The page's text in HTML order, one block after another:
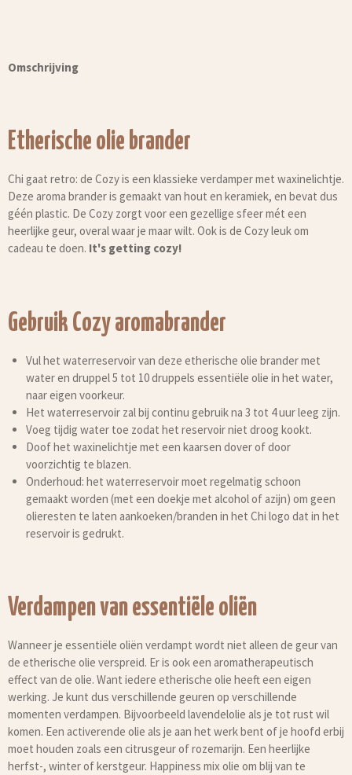
Omschrijving
Etherische olie brander
Chi gaat retro: de Cozy is een klassieke verdamper met waxinelichtje.
Deze aroma brander is gemaakt van hout en keramiek, en bevat dus
géén plastic. De Cozy zorgt voor een gezellige sfeer mét een
heerlijke geur, overal waar je maar wilt. Ook is de Cozy leuk om
cadeau te doen. It's getting cozy!
Gebruik Cozy aromabrander
Vul het waterreservoir van deze etherische olie brander met
water en druppel 5 tot 10 druppels essentiële olie in het water,
naar eigen voorkeur.
Het waterreservoir zal bij continu gebruik na 3 tot 4 uur leeg zijn.
Voeg tijdig water toe zodat het reservoir niet droog kookt.
Doof het waxinelichtje met een kaarsen dover of door
voorzichtig te blazen.
Onderhoud: het waterreservoir moet regelmatig schoon
gemaakt worden (met een doekje met alcohol of azijn) om geen
olieresten te laten aankoeken/branden in het Chi logo dat in het
reservoir is gedrukt.
Verdampen van essentiële oliën
Wanneer je essentiële oliën verdampt wordt niet alleen de geur van
de etherische olie verspreid. Er is ook een aromatherapeutisch
effect van de olie. Want iedere etherische olie heeft een eigen
werking. Je kunt dus verschillende geuren op verschillende
momenten verdampen. Bijvoorbeeld lavendelolie als je tot rust wil
komen. Een activerende olie als je aan het werk bent of je hoofd erbij
moet houden zoals een citrusgeur of rozemarijn. Een heerlijke
herfst-, winter of kerstgeur. Happiness mix olie om blij van te